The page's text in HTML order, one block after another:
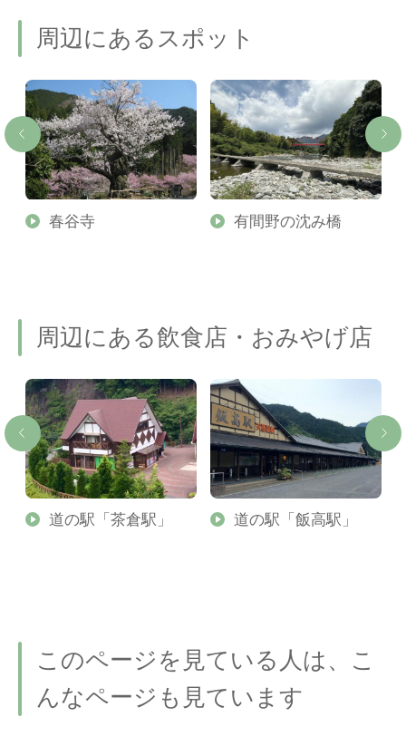
周辺にあるスポット
春谷寺 有間野の沈み橋
周辺にある飲食店・おみやげ店
道の駅「茶倉駅」 道の駅「飯高駅」
このページを見ている人は、こ
んなページも見ています